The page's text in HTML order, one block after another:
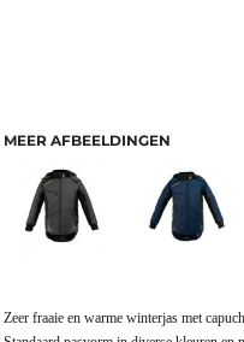
MEER AFBEELDINGEN
Zeer fraaie en warme winterjas met